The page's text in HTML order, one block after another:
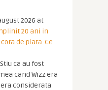
2026 at
20 ani in
de piata. Ce
ca au fost
cand Wizz era
era considerata